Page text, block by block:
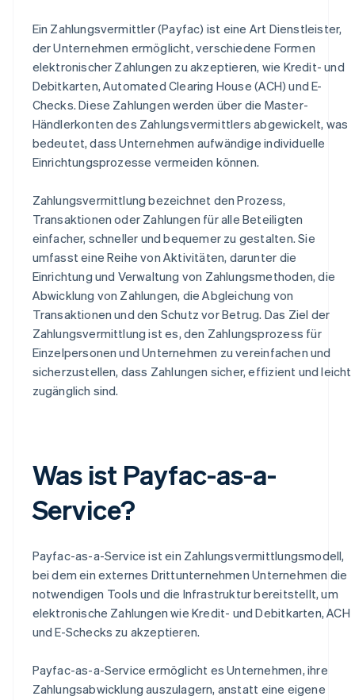
Ein Zahlungsvermittler (Payfac) ist eine Art Dienstleister,
der Unternehmen ermöglicht, verschiedene Formen
elektronischer Zahlungen zu akzeptieren, wie Kredit- und
Debitkarten, Automated Clearing House (ACH) und E-
Checks. Diese Zahlungen werden über die Master-
Händlerkonten des Zahlungsvermittlers abgewickelt, was
bedeutet, dass Unternehmen aufwändige individuelle
Einrichtungsprozesse vermeiden können.
Zahlungsvermittlung bezeichnet den Prozess,
Transaktionen oder Zahlungen für alle Beteiligten
einfacher, schneller und bequemer zu gestalten. Sie
umfasst eine Reihe von Aktivitäten, darunter die
Einrichtung und Verwaltung von Zahlungsmethoden, die
Abwicklung von Zahlungen, die Abgleichung von
Transaktionen und den Schutz vor Betrug. Das Ziel der
Zahlungsvermittlung ist es, den Zahlungsprozess für
Einzelpersonen und Unternehmen zu vereinfachen und
sicherzustellen, dass Zahlungen sicher, effizient und leicht
zugänglich sind.
Was ist Payfac-as-a-
Service?
Payfac-as-a-Service ist ein Zahlungsvermittlungsmodell,
bei dem ein externes Drittunternehmen Unternehmen die
notwendigen Tools und die Infrastruktur bereitstellt, um
elektronische Zahlungen wie Kredit- und Debitkarten, ACH
und E-Schecks zu akzeptieren.
Payfac-as-a-Service ermöglicht es Unternehmen, ihre
Zahlungsabwicklung auszulagern, anstatt eine eigene